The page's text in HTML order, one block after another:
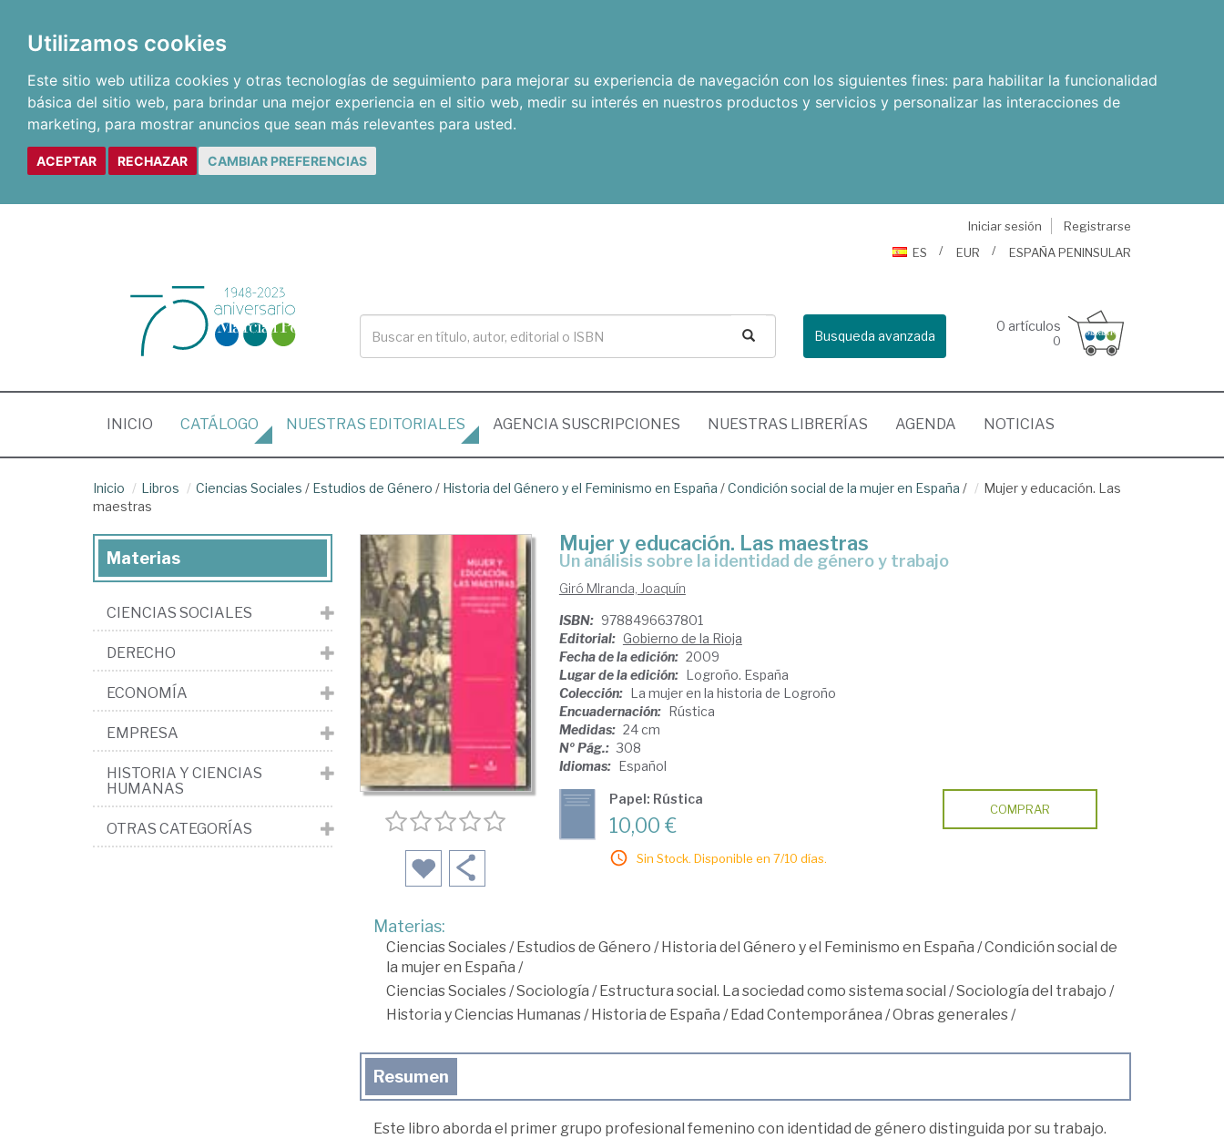
Utilizamos cookies
Este sitio web utiliza cookies y otras tecnologías de seguimiento para mejorar su experiencia de navegación con los siguientes fines: para habilitar la funcionalidad
básica del sitio web, para brindar una mejor experiencia en el sitio web, medir su interés en nuestros productos y servicios y personalizar las interacciones de
marketing, para mostrar anuncios que sean más relevantes para usted.
ACEPTAR RECHAZAR CAMBIAR PREFERENCIAS
Iniciar sesión
Registrarse
ES
EUR ESPAÑA PENINSULAR
Busqueda avanzada
0 artículos
0
INICIO (CURRENT)
CATÁLOGO NUESTRAS EDITORIALES AGENCIA SUSCRIPCIONES NUESTRAS LIBRERÍAS AGENDA NOTICIAS
Inicio Libros Ciencias Sociales / Estudios de Género / Historia del Género y el Feminismo en España /Condición social de la mujer en España /
Mujer y educación. Las
maestras
Mujer y educación. Las maestras
un análisis sobre la identidad de género y trabajo
Giró MIranda, Joaquín
ISBN: 9788496637801
Editorial: Gobierno de la Rioja
Fecha de la edición: 2009
Lugar de la edición: Logroño. España
Colección: La mujer en la historia de Logroño
Encuadernación: Rústica
Medidas: 24 cm
Nº Pág.: 308
Idiomas: Español
Papel: Rústica
10,00 €
Sin Stock. Disponible en 7/10 días.
COMPRAR
Materias:
Ciencias Sociales/Estudios de Género /Historia del Género y el Feminismo en España /Condición social de
la mujer en España /
Ciencias Sociales/Sociología /Estructura social. La sociedad como sistema social /Sociología del trabajo /
Historia y Ciencias Humanas/Historia de España /Edad Contemporánea /Obras generales/
Resumen
Este libro aborda el primer grupo profesional femenino con identidad de género distinguida por su trabajo.
Materias
CIENCIAS SOCIALES
DERECHO
ECONOMÍA
EMPRESA
HISTORIA Y CIENCIAS
HUMANAS
OTRAS CATEGORÍAS